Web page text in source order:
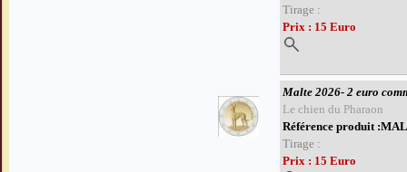
Tirage :
Prix : 15 Euro
Malte 2026- 2 euro
Le chien du Pharaon
Référence produit
Tirage :
Prix : 15 Euro